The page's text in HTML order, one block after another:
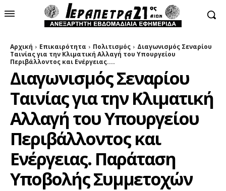
Αρχική Επικαιρότητα Πολιτισμός
Διαγωνισμός Σεναρίου
Ταινίας για την Κλιματική Αλλαγή του Υπουργείου
Περιβάλλοντος και Ενέργειας....
Διαγωνισμός Σεναρίου
Ταινίας για την Κλιματική
Αλλαγή του Υπουργείου
Περιβάλλοντος και
Ενέργειας. Παράταση
Υποβολής Συμμετοχών